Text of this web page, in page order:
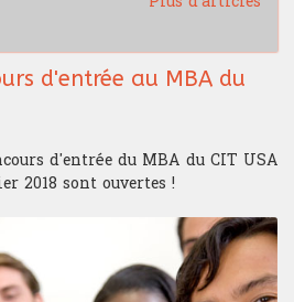
d'entrée au MBA du
d'entrée du MBA du CIT USA
2018 sont ouvertes !